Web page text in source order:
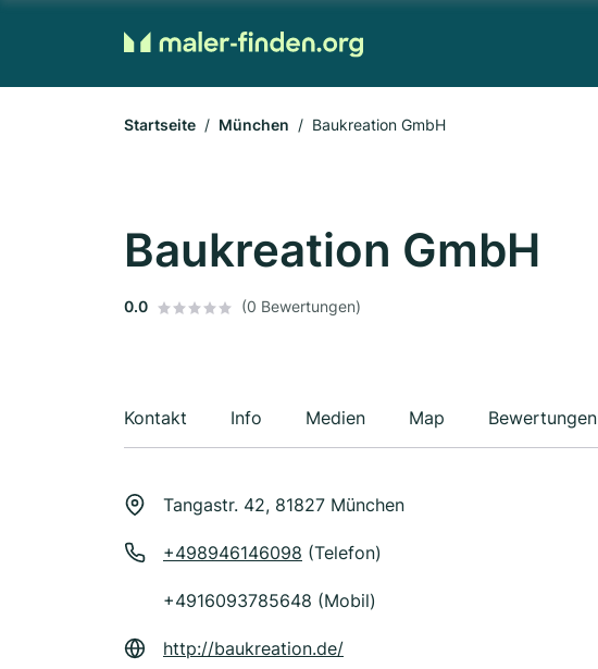
Startseite München Baukreation GmbH
Baukreation GmbH
0.0 (0 Bewertungen)
Kontakt Info Medien Map Bewertungen
Tangastr. 42, 81827 München
+498946146098 (Telefon)
+4916093785648 (Mobil)
http://baukreation.de/